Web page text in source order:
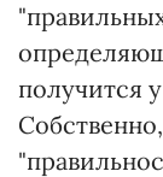
получится